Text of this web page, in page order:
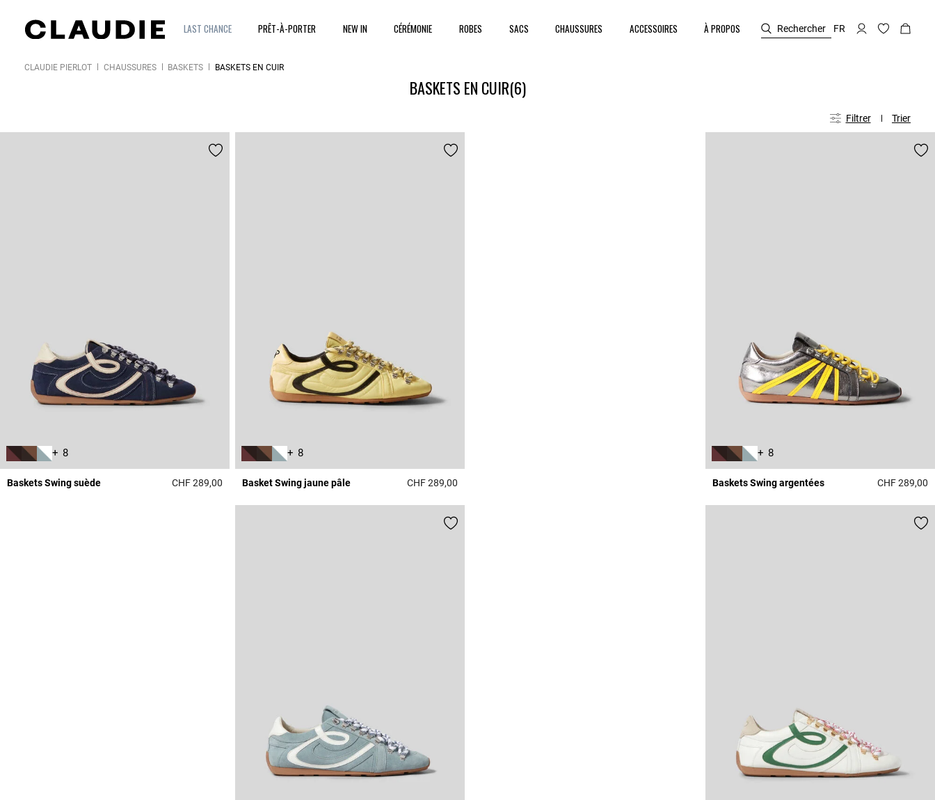
LAST CHANCE PRÊT-À-PORTER NEW IN CÉRÉMONIE ROBES SACS CHAUSSURES ACCESSOIRES À PROPOS Rechercher FR
CLAUDIE PIERLOT CHAUSSURES BASKETS BASKETS EN CUIR
BASKETS EN CUIR(6)
Filtrer Trier
+ 8
Baskets Swing suède CHF 289,00 5 out of 5 Customer Rating
+ 8
Basket Swing jaune pâle CHF 289,00
+ 8
Baskets Swing argentées CHF 289,00